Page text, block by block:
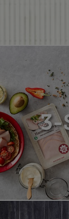
3-